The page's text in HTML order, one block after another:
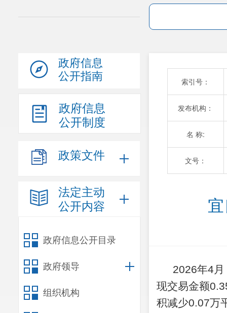
政府信息
公开指南
政府信息
公开制度
政策文件
法定主动
公开内容
政府信息公开目录
政府领导
组织机构
索引号：
发布机构：
名 称:
文号：
2026年4月
现交易金额
积减少0.07万